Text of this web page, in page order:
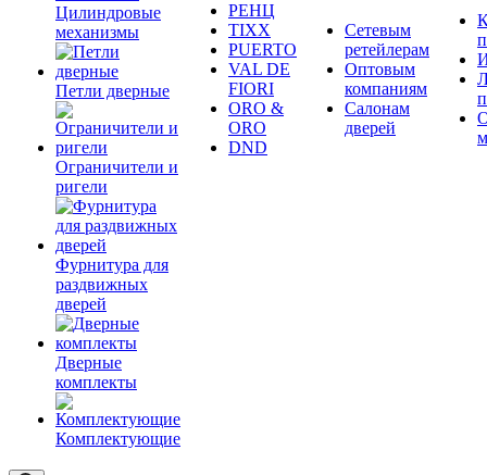
Цилиндровые
механизмы
Петли дверные
Ограничители и
ригели
Фурнитура для
раздвижных
дверей
Дверные
комплекты
Комплектующие
РЕНЦ
TIXX
PUERTO
VAL DE
FIORI
ORO &
ORO
DND
Сетевым
ретейлерам
Оптовым
компаниям
Салонам
дверей